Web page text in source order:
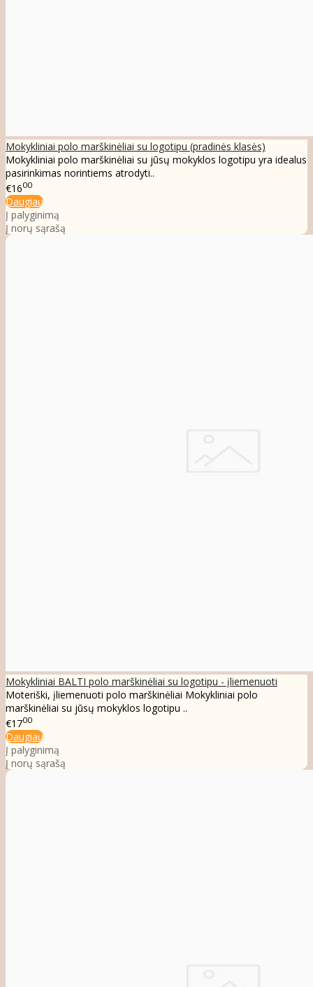
Mokykliniai polo marškinėliai su logotipu (pradinės klasės)
Mokykliniai polo marškinėliai su jūsų mokyklos logotipu yra idealus
pasirinkimas norintiems atrodyti..
€1600
Daugiau
Į palyginimą
Į norų sąrašą
Mokykliniai BALTI polo marškinėliai su logotipu - įliemenuoti
Moteriški, įliemenuoti polo marškinėliai Mokykliniai polo
marškinėliai su jūsų mokyklos logotipu ..
€1700
Daugiau
Į palyginimą
Į norų sąrašą